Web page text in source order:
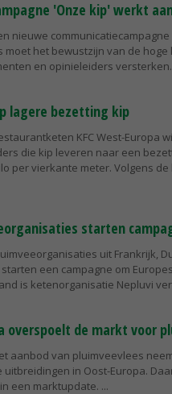
'Onze kip' werkt
nieuwe
moet het bewustzijn van de hoge
en opinieleiders versterken.
lagere bezetting kip
KFC West-Europa
die kip leveren naar een
per vierkante meter. Volgens
starten
uit Frankrijk,
een campagne om
is ketenorganisatie Nepluvi
overspoelt de markt voor
aanbod van pluimveevlees
in Oost-Europa.
een marktupdate.